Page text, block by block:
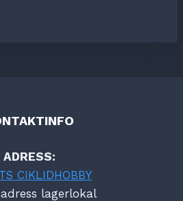
ADRESS:
CIKLIDHOBBY
lagerlokal